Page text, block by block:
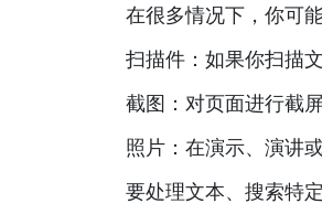
在很多情况下，你可
扫描件：如果你扫描
截图：对页面进行截
照片：在演示、演讲
要处理文本、搜索特